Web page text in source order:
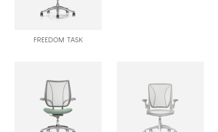
SIGN IN WITH SSO
비밀번호를 잊으셨나요
Region
ENTER
FREEDOM TASK